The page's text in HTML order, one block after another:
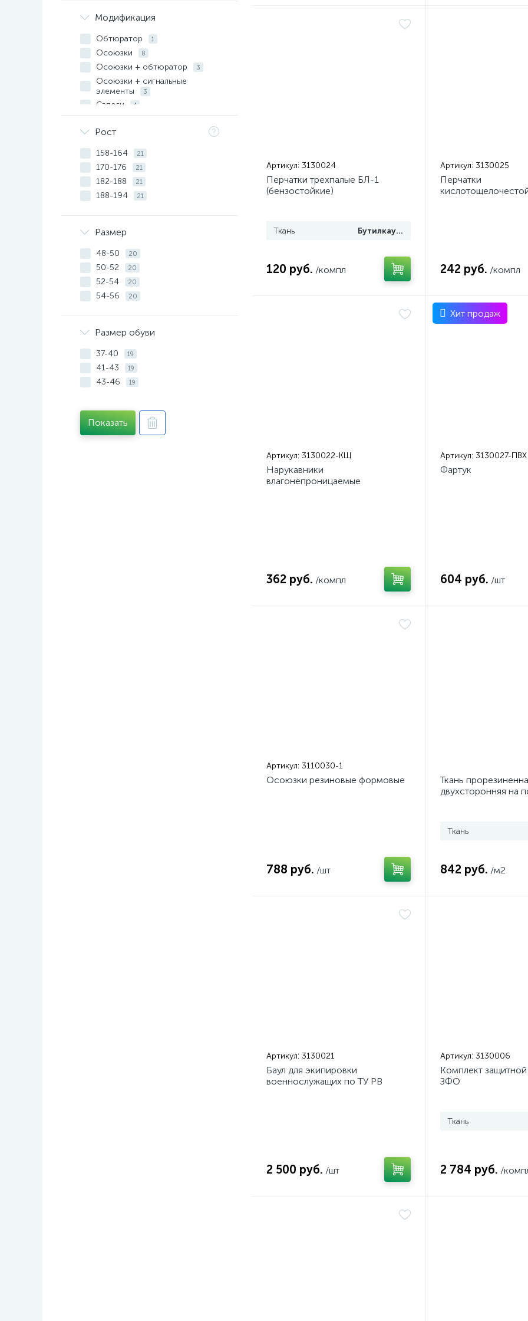
ТСБО
УНКЛ 5
Хлопок
Модификация
Обтюратор 1
Осоюзки 8
Осоюзки + обтюратор 3
Осоюзки + сигнальные
элементы
3
Сапоги 4
Фартук
Фартук + нарукавники
Чулки с осаюзками
Рост
158-164 21
170-176 21
182-188 21
188-194 21
Размер
48-50 20
50-52 20
52-54 20
54-56 20
Размер обуви
37-40 19
41-43 19
43-46 19
Показать
Артикул: 3130024
Перчатки трехпалые БЛ-1
(бензостойкие)
Ткань Бутилкаучук
120 руб. /компл
Артикул: 3130025
Перчатки
242 руб. /компл
Артикул: 3130022-КЩ
Нарукавники
влагонепроницаемые
362 руб. /компл
Хит продаж
Артикул: 3130027-ПВХ
Фартук
604 руб. /шт
Артикул: 3110030-1
Осоюзки резиновые формовые
788 руб. /шт
Ткань
двухсторонняя на
Ткань
842 руб. /м2
Артикул: 3130021
Баул для экипировки
военнослужащих по ТУ РВ
2 500 руб. /шт
Артикул: 3130006
Комплект
ЗФО
Ткань
2 784 руб. /